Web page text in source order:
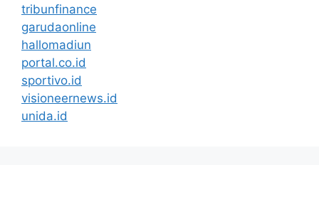
tribunfinance
garudaonline
hallomadiun
portal.co.id
sportivo.id
visioneernews.id
unida.id